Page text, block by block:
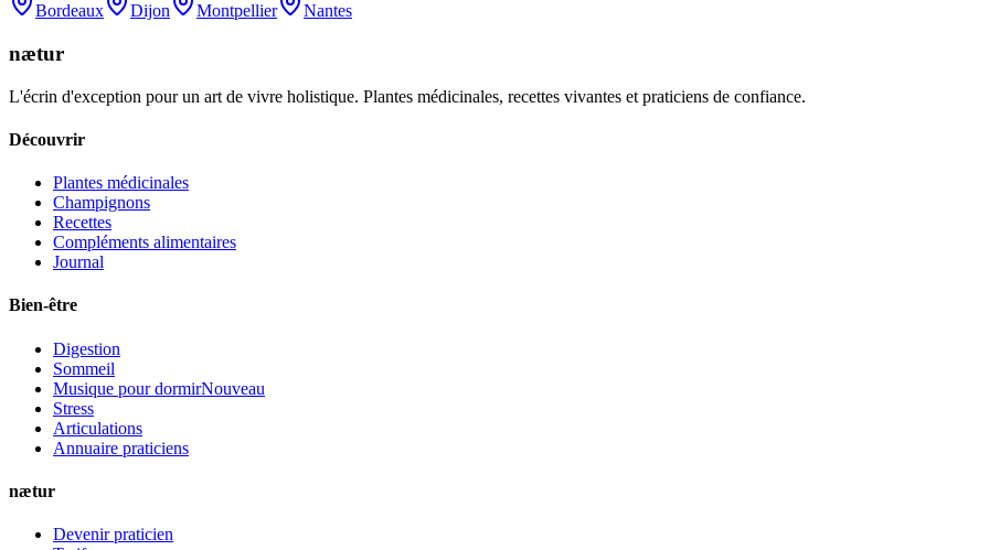
Bordeaux Dijon Montpellier Nantes
nætur
L'écrin d'exception pour un art de vivre holistique. Plantes médicinales, recettes vivantes et praticiens de confiance.
Découvrir
Plantes médicinales
Champignons
Recettes
Compléments alimentaires
Journal
Bien-être
Digestion
Sommeil
Musique pour dormirNouveau
Stress
Articulations
Annuaire praticiens
nætur
Devenir praticien